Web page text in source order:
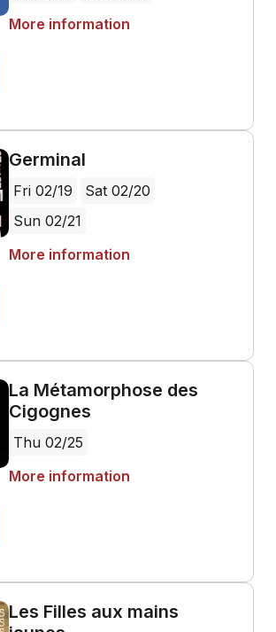
More information
Germinal
Fri 02/19
Sat 02/20
Sun 02/21
More information
La Métamorphose des
Cigognes
Thu 02/25
More information
Les Filles aux mains